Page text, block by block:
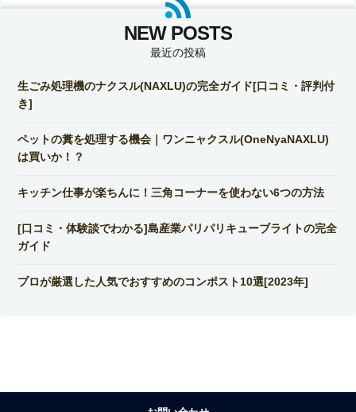
最近の投稿
生ごみ処理機のナクスル(NAXLU)の完全ガイド[口コミ・評判付
き]
ペットの糞を処理する機会｜ワンニャクスル(OneNyaNAXLU)
は買いか！？
キッチン仕事が楽ちんに！三角コーナーを使わない6つの方法
[口コミ・体験談でわかる]島産業パリパリキューブライトの完全
ガイド
プロが厳選した人気でおすすめのコンポスト10選[2023年]